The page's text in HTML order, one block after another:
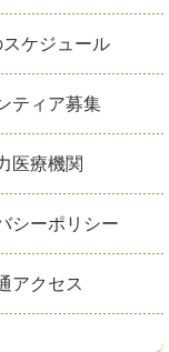
スケジュール
ティア募集
医療機関
シーポリシー
アクセス